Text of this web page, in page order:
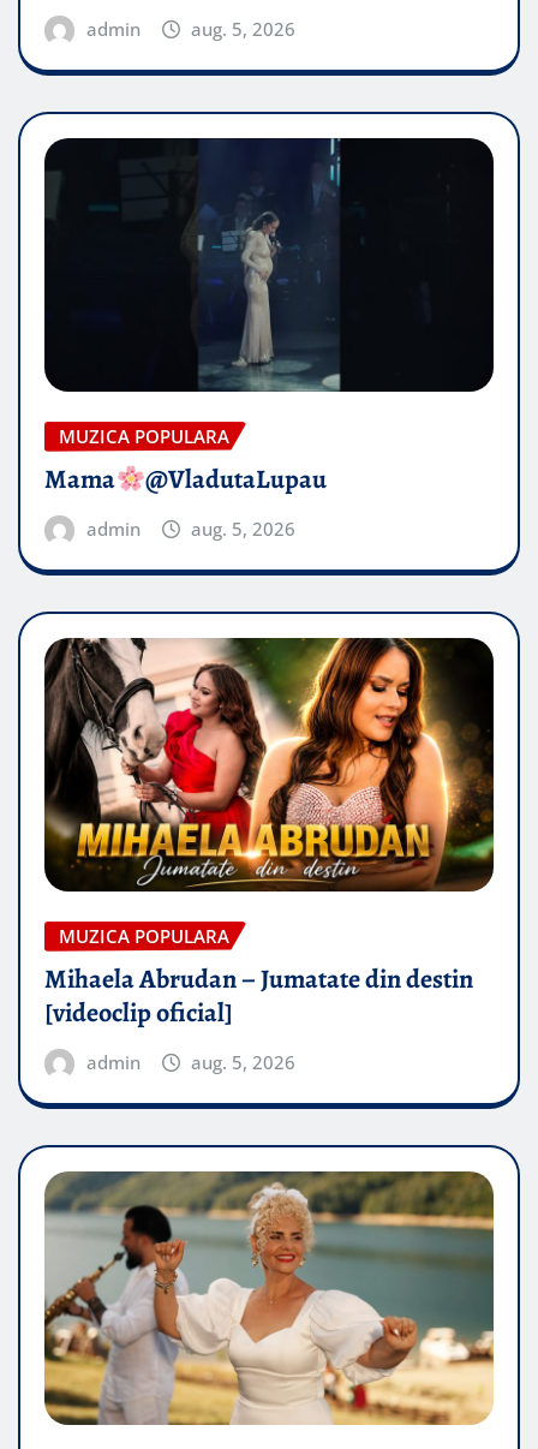
admin aug. 5, 2026
MUZICA POPULARA
Mama @VladutaLupau
admin aug. 5, 2026
MUZICA POPULARA
Mihaela Abrudan – Jumatate din destin
[videoclip oficial]
admin aug. 5, 2026